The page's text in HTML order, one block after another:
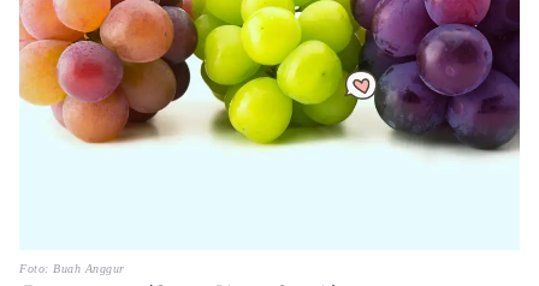
Foto: Buah Anggur